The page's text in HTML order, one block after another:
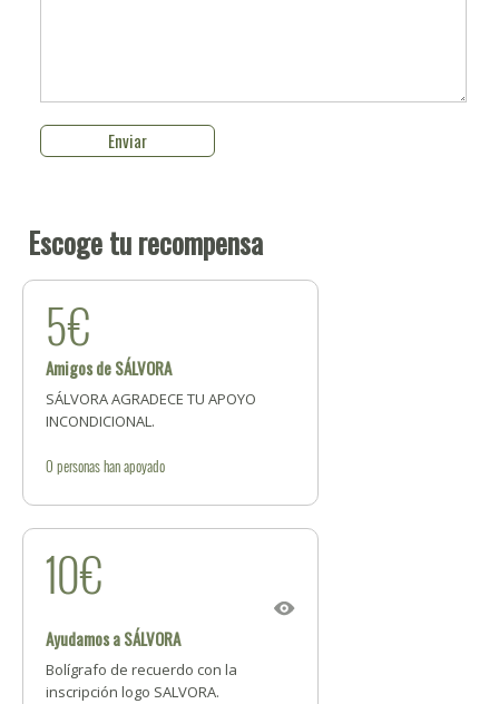
Escoge tu recompensa
5€
Amigos de SÁLVORA
SÁLVORA AGRADECE TU APOYO
INCONDICIONAL.
0 personashan apoyado
10€
Ayudamos a SÁLVORA
Bolígrafo de recuerdo con la
inscripción logo SALVORA.